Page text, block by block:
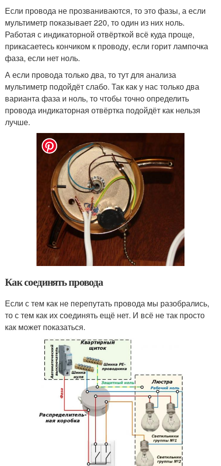
Если провода не прозваниваются, то это фазы, а если
мультиметр показывает 220, то один из них ноль.
Работая с индикаторной отвёрткой всё куда проще,
прикасаетесь кончиком к проводу, если горит лампочка
фаза, если нет ноль.
А если провода только два, то тут для анализа
мультиметр подойдёт слабо. Так как у нас только два
варианта фаза и ноль, то чтобы точно определить
провода индикаторная отвёртка подойдёт как нельзя
лучше.
Как соединять провода
Если с тем как не перепутать провода мы разобрались,
то с тем как их соединять ещё нет. И всё не так просто
как может показаться.